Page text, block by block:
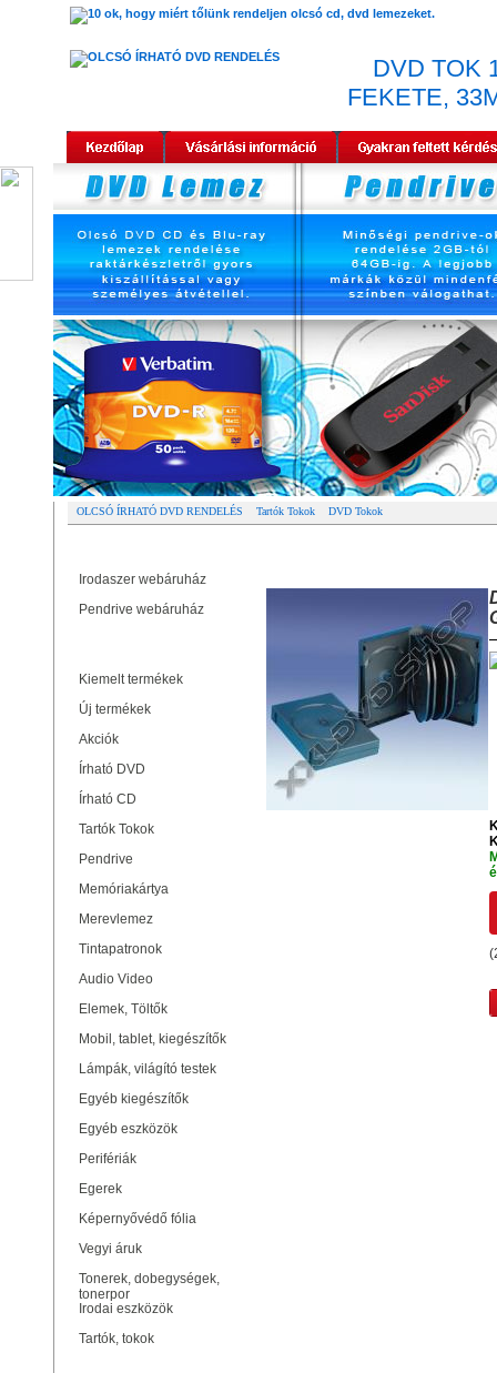
DVD TOK
FEKETE,
OLCSÓ ÍRHATÓ DVD RENDELÉS Tartók Tokok DVD Tokok
Irodaszer webáruház
Pendrive webáruház
Kiemelt termékek
Új termékek
Akciók
Írható DVD
Írható CD
Tartók Tokok
Pendrive
Memóriakártya
Merevlemez
Tintapatronok
Audio Video
Elemek, Töltők
Mobil, tablet, kiegészítők
Lámpák, világító testek
Egyéb kiegészítők
Egyéb eszközök
Perifériák
Egerek
Képernyővédő fólia
Vegyi áruk
Tonerek, dobegységek,
tonerpor
Irodai eszközök
Tartók, tokok